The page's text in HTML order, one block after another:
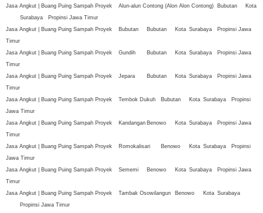
Jasa Angkut | Buang Puing Sampah Proyek
Alun-alun Contong (Alon Alon Contong) Bubutan
Kota
Surabaya
Propinsi Jawa Timur
Jasa Angkut | Buang Puing Sampah Proyek
Bubutan Bubutan Kota Surabaya
Propinsi Jawa
Timur
Jasa Angkut | Buang Puing Sampah Proyek
Gundih Bubutan Kota Surabaya
Propinsi Jawa
Timur
Jasa Angkut | Buang Puing Sampah Proyek
Jepara Bubutan Kota Surabaya
Propinsi Jawa
Timur
Jasa Angkut | Buang Puing Sampah Proyek
Tembok Dukuh Bubutan Kota Surabaya
Propinsi
Jawa Timur
Jasa Angkut | Buang Puing Sampah Proyek
Kandangan Benowo Kota Surabaya
Propinsi Jawa
Timur
Jasa Angkut | Buang Puing Sampah Proyek
Romokalisari Benowo Kota Surabaya
Propinsi
Jawa Timur
Jasa Angkut | Buang Puing Sampah Proyek
Sememi Benowo Kota Surabaya
Propinsi Jawa
Timur
Jasa Angkut | Buang Puing Sampah Proyek
Tambak Osowilangun Benowo Kota Surabaya
Propinsi Jawa Timur